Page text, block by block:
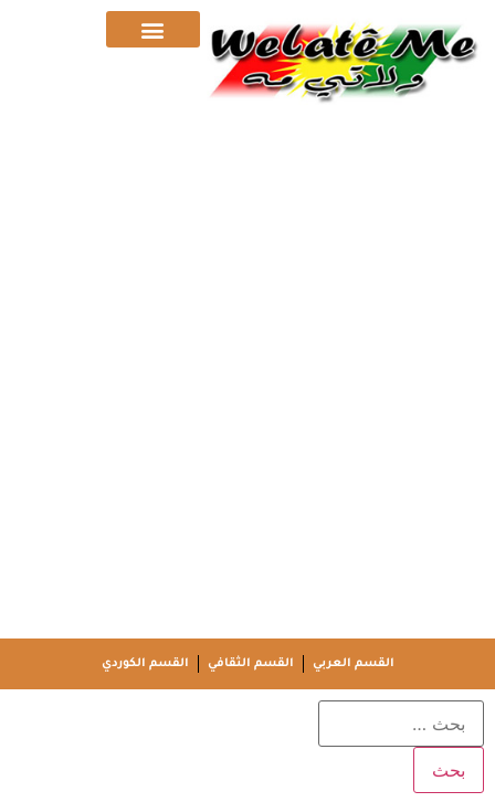
القسم العربي القسم الثقافي القسم الكوردي